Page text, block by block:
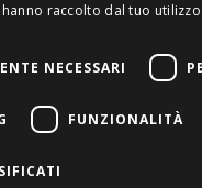
raccolto dal tuo
NECESSARI
FUNZIONALITÀ